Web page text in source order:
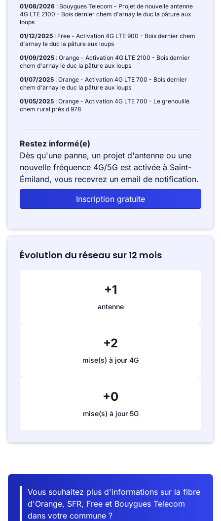
01/08/2026 : Bouygues Telecom - Projet de nouvelle antenne
4G LTE 2100 - Bois dernier chem d'arnay le duc la pâture aux
loups
01/12/2025 : Free - Activation 4G LTE 900 - Bois dernier chem
d'arnay le duc la pâture aux loups
01/09/2025 : Orange - Activation 4G LTE 2100 - Bois dernier
chem d'arnay le duc la pâture aux loups
01/07/2025 : Orange - Activation 4G LTE 700 - Bois dernier
chem d'arnay le duc la pâture aux loups
01/05/2025 : Orange - Activation 4G LTE 700 - Le grenouillé
chem rural près d 978
Restez informé(e)
Dès qu'une panne, un projet d'antenne ou une
nouvelle fréquence 4G/5G est activée à Saint-
Émiland, vous recevrez un email de notification.
Inscription gratuite
Évolution du réseau sur 12 mois
+1
antenne
+2
mise(s) à jour 4G
+0
mise(s) à jour 5G
Vous souhaitez plus d'informations sur la fibre
d'Orange, SFR, Free et Bouygues Telecom
dans votre commune ?